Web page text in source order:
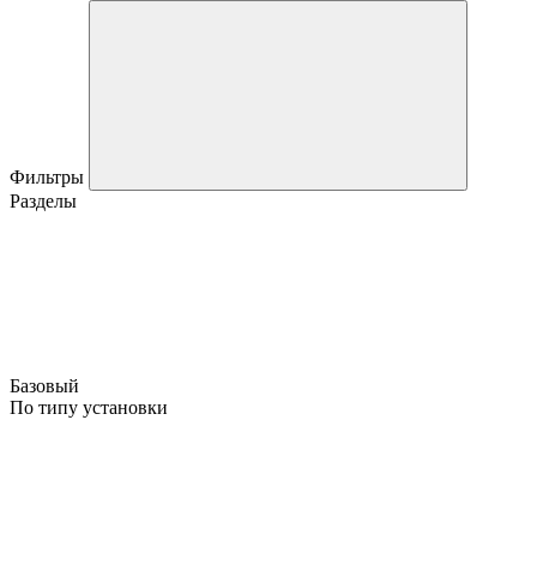
Фильтры
Разделы
Базовый
По типу установки